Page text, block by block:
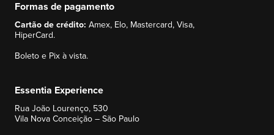
Formas de pagamento
Cartão de crédito: Amex, Elo, Mastercard, Visa,
HiperCard.
Boleto e Pix à vista.
Essentia Experience
Rua João Lourenço, 530
Vila Nova Conceição – São Paulo